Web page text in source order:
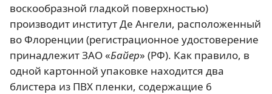
воскообразной гладкой поверхностью)
производит институт Де Ангели, расположенный
во Флоренции (регистрационное удостоверение
принадлежит ЗАО «Байер» (РФ). Как правило, в
одной картонной упаковке находится два
блистера из ПВХ пленки, содержащие 6